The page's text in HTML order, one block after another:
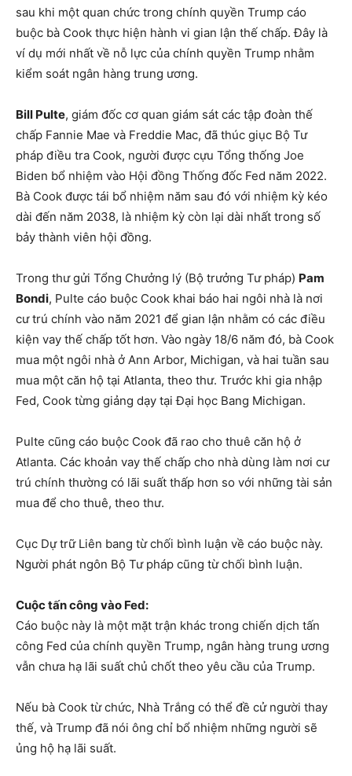
sau khi một quan chức trong chính quyền Trump cáo
buộc bà Cook thực hiện hành vi gian lận thế chấp. Đây là
ví dụ mới nhất về nỗ lực của chính quyền Trump nhằm
kiểm soát ngân hàng trung ương.
Bill Pulte, giám đốc cơ quan giám sát các tập đoàn thế
chấp Fannie Mae và Freddie Mac, đã thúc giục Bộ Tư
pháp điều tra Cook, người được cựu Tổng thống Joe
Biden bổ nhiệm vào Hội đồng Thống đốc Fed năm 2022.
Bà Cook được tái bổ nhiệm năm sau đó với nhiệm kỳ kéo
dài đến năm 2038, là nhiệm kỳ còn lại dài nhất trong số
bảy thành viên hội đồng.
Trong thư gửi Tổng Chưởng lý (Bộ trưởng Tư pháp) Pam
Bondi, Pulte cáo buộc Cook khai báo hai ngôi nhà là nơi
cư trú chính vào năm 2021 để gian lận nhằm có các điều
kiện vay thế chấp tốt hơn. Vào ngày 18/6 năm đó, bà Cook
mua một ngôi nhà ở Ann Arbor, Michigan, và hai tuần sau
mua một căn hộ tại Atlanta, theo thư. Trước khi gia nhập
Fed, Cook từng giảng dạy tại Đại học Bang Michigan.
Pulte cũng cáo buộc Cook đã rao cho thuê căn hộ ở
Atlanta. Các khoản vay thế chấp cho nhà dùng làm nơi cư
trú chính thường có lãi suất thấp hơn so với những tài sản
mua để cho thuê, theo thư.
Cục Dự trữ Liên bang từ chối bình luận về cáo buộc này.
Người phát ngôn Bộ Tư pháp cũng từ chối bình luận.
Cuộc tấn công vào Fed:
Cáo buộc này là một mặt trận khác trong chiến dịch tấn
công Fed của chính quyền Trump, ngân hàng trung ương
vẫn chưa hạ lãi suất chủ chốt theo yêu cầu của Trump.
Nếu bà Cook từ chức, Nhà Trắng có thể đề cử người thay
thế, và Trump đã nói ông chỉ bổ nhiệm những người sẽ
ủng hộ hạ lãi suất.